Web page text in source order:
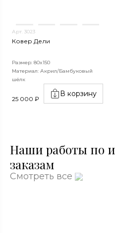
Арт. 3023
Ковер Дели
Размер: 80x150
Материал: Акрил/Бамбуковый
шёлк
25 000 ₽
В корзину
Наши работы по
заказам
Смотреть все